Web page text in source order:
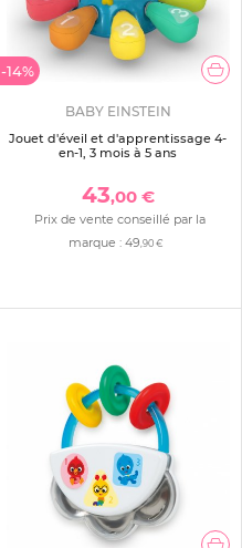
-14%
BABY EINSTEIN
Jouet d'éveil et d'apprentissage 4-
en-1, 3 mois à 5 ans
43,00 €
Prix de vente conseillé par la
marque : 49 ,90 €